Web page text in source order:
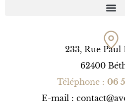
233, Rue Paul
62400
Téléphone : 06
E-mail :